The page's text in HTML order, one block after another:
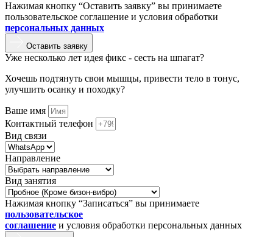
Нажимая кнопку “Оставить заявку” вы принимаете
пользовательское соглашение и условия обработки
персональных данных
Оставить заявку
Уже несколько лет идея фикс - сесть на шпагат?
Хочешь подтянуть свои мышцы, привести тело в тонус,
улучшить осанку и походку?
Ваше имя
Контактный телефон
Вид связи
Направление
Вид занятия
Нажимая кнопку “Записаться” вы принимаете
пользовательское
соглашение и условия обработки персональных данных